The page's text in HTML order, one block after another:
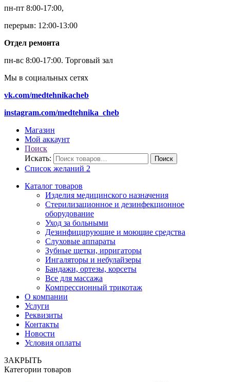
пн-пт 8:00-17:00,
перерыв: 12:00-13:00
Отдел ремонта
пн-вс 8:00-17:00. Торговый зал
Мы в социальных сетях
vk.com/medtehnikacheb
instagram.com/medtehnika_cheb
Магазин
Мой аккаунт
Поиск
Искать:
Поиск
Список желаний 2
Каталог товаров
Изделия медицинского назначения
Стерилизационное и дезинфекционное
оборудование
Уход за больными
Дезинфицирующие и моющие средства
Слуховые аппараты
Зубные щетки, ирригаторы
Ингаляторы и небулайзеры
Бандажи, ортезы, корсеты
Все для массажа
Компрессионный трикотаж
О компании
Услуги
Реквизиты
Контакты
Новости
Условия оплаты
ЗАКРЫТЬ
Категории товаров